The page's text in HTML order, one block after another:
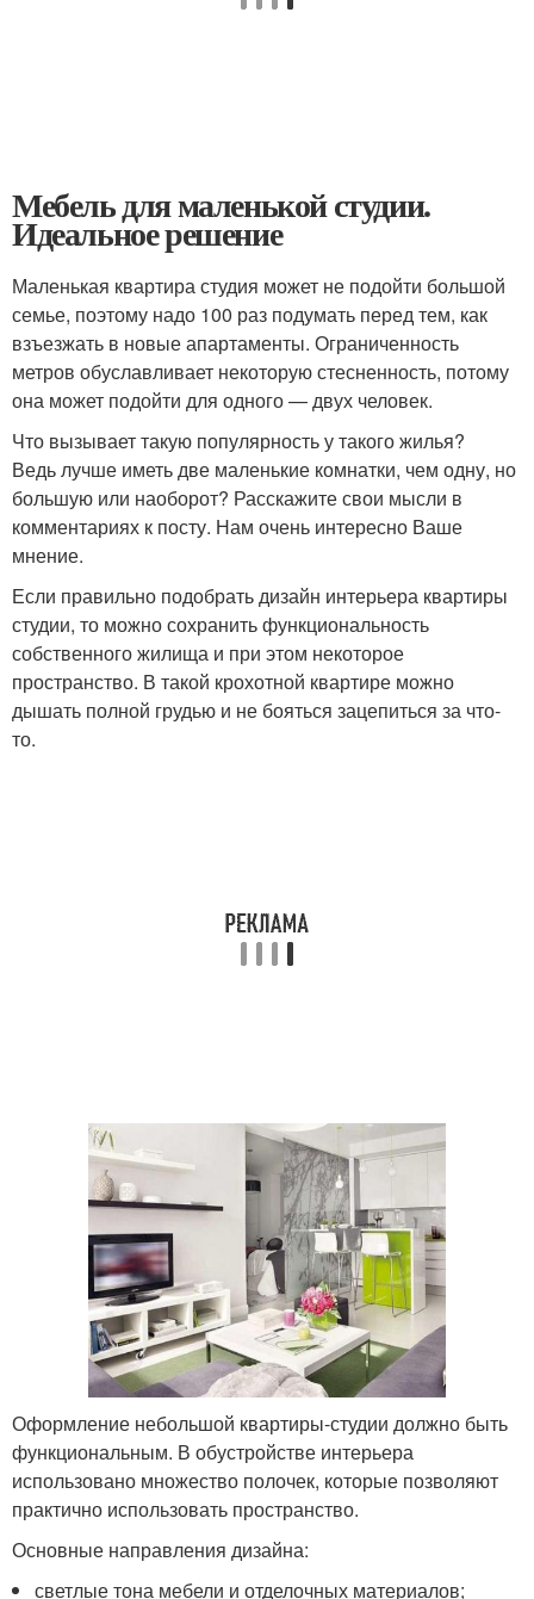
Мебель для маленькой студии.
Идеальное решение
Маленькая квартира студия может не подойти большой
семье, поэтому надо 100 раз подумать перед тем, как
взъезжать в новые апартаменты. Ограниченность
метров обуславливает некоторую стесненность, потому
она может подойти для одного — двух человек.
Что вызывает такую популярность у такого жилья?
Ведь лучше иметь две маленькие комнатки, чем одну, но
большую или наоборот? Расскажите свои мысли в
комментариях к посту. Нам очень интересно Ваше
мнение.
Если правильно подобрать дизайн интерьера квартиры
студии, то можно сохранить функциональность
собственного жилища и при этом некоторое
пространство. В такой крохотной квартире можно
дышать полной грудью и не бояться зацепиться за что-
то.
Оформление небольшой квартиры-студии должно быть
функциональным. В обустройстве интерьера
использовано множество полочек, которые позволяют
практично использовать пространство.
Основные направления дизайна:
светлые тона мебели и отделочных материалов;